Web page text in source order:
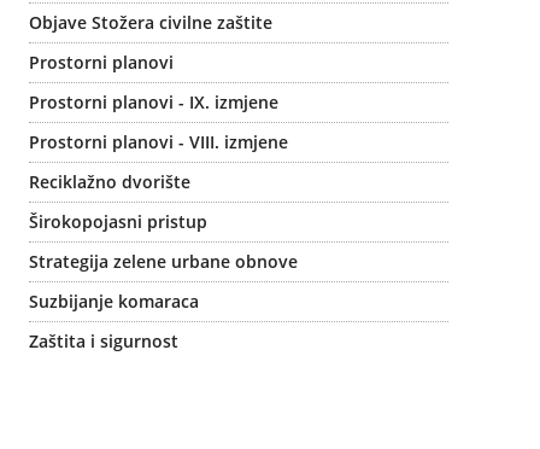
Objave Stožera civilne zaštite
Prostorni planovi
Prostorni planovi - IX. izmjene
Prostorni planovi - VIII. izmjene
Reciklažno dvorište
Širokopojasni pristup
Strategija zelene urbane obnove
Suzbijanje komaraca
Zaštita i sigurnost